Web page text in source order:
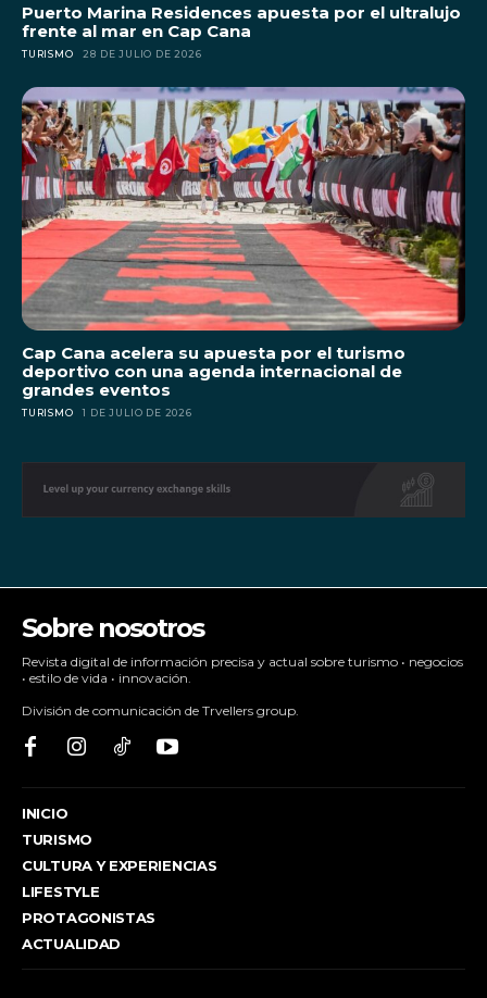
Puerto Marina Residences apuesta por el ultralujo
frente al mar en Cap Cana
TURISMO 28 DE JULIO DE 2026
Cap Cana acelera su apuesta por el turismo
deportivo con una agenda internacional de
grandes eventos
TURISMO 1 DE JULIO DE 2026
Sobre nosotros
Revista digital de información precisa y actual sobre turismo • negocios
• estilo de vida • innovación.
División de comunicación de Trvellers group.
INICIO
TURISMO
CULTURA Y EXPERIENCIAS
LIFESTYLE
PROTAGONISTAS
ACTUALIDAD